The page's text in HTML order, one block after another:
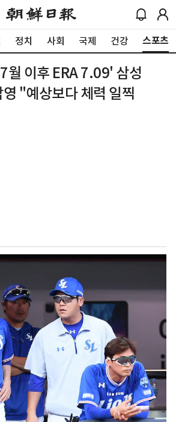
정치 사회 국제 건강 스포츠
월 이후 ERA 7.09' 삼성
"예상보다 체력 일찍